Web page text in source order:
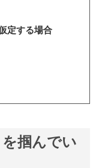
定する場合
掴んでい